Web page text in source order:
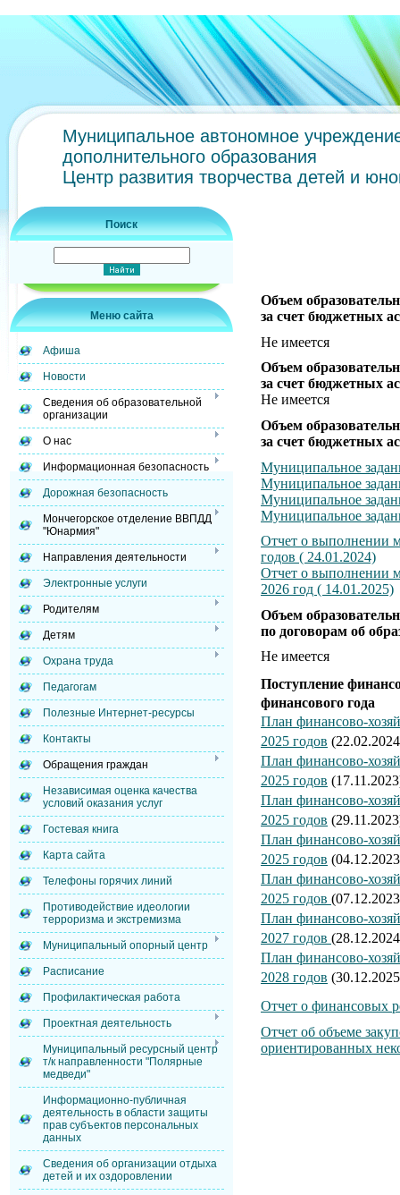
Муниципальное автономное
дополнительного образования
Центр развития творчества детей и
Поиск
Меню сайта
Афиша
Новости
Сведения об образовательной
организации
О нас
Информационная безопасность
Дорожная безопасность
Мончегорское отделение ВВПДД
"Юнармия"
Направления деятельности
Электронные услуги
Родителям
Детям
Охрана труда
Педагогам
Полезные Интернет-ресурсы
Контакты
Обращения граждан
Независимая оценка качества
условий оказания услуг
Гостевая книга
Карта сайта
Телефоны горячих линий
Противодействие идеологии
терроризма и экстремизма
Муниципальный опорный центр
Расписание
Профилактическая работа
Проектная деятельность
Муниципальный ресурсный центр
т/к направленности "Полярные
медведи"
Информационно-публичная
деятельность в области защиты
прав субъектов персональных
данных
Сведения об организации отдыха
детей и их оздоровлении
Объем
за счет бюджетных
Не имеется
Объем
за счет бюджетных
Не имеется
Объем
за счет бюджетных
Муниципальное
Муниципальное
Муниципальное
Муниципальное
Отчет о выполнении
годов ( 24.01.2024)
Отчет о выполнении
2026 год ( 14.01.2025)
Объем
по договорам об
Не имеется
Поступление
финансового года
План финансово-
2025 годов
План финансово-
2025 годов
План финансово-
2025 годов
План финансово-
2025 годов
План финансово-
2025 годов
План финансово-
2027 годов
План финансово-
2028 годов
Отчет о финансовых
Отчет об объеме
ориентированных